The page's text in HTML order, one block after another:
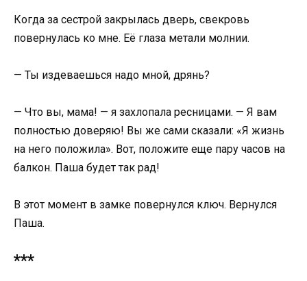
Когда за сестрой закрылась дверь, свекровь
повернулась ко мне. Её глаза метали молнии.
— Ты издеваешься надо мной, дрянь?
— Что вы, мама! — я захлопала ресницами. — Я вам
полностью доверяю! Вы же сами сказали: «Я жизнь
на него положила». Вот, положите еще пару часов на
балкон. Паша будет так рад!
В этот момент в замке повернулся ключ. Вернулся
Паша.
***